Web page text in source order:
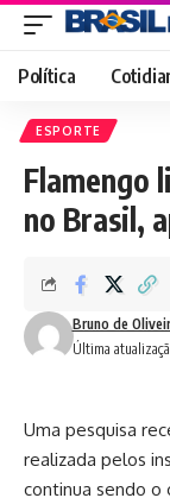
Política
ESPORTE
Flamengo
no Brasil,
Última
Bruno de
Uma pesquisa
realizada pelos
continua sendo o